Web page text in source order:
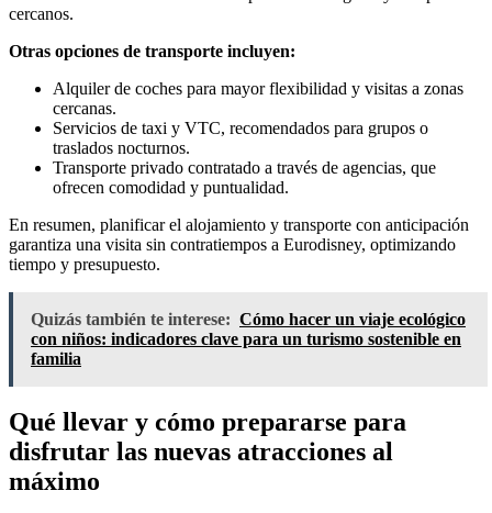
cercanos.
Otras opciones de transporte incluyen:
Alquiler de coches para mayor flexibilidad y visitas a zonas
cercanas.
Servicios de taxi y VTC, recomendados para grupos o
traslados nocturnos.
Transporte privado contratado a través de agencias, que
ofrecen comodidad y puntualidad.
En resumen, planificar el alojamiento y transporte con anticipación
garantiza una visita sin contratiempos a Eurodisney, optimizando
tiempo y presupuesto.
Quizás también te interese: Cómo hacer un viaje ecológico
con niños: indicadores clave para un turismo sostenible en
familia
Qué llevar y cómo prepararse para
disfrutar las nuevas atracciones al
máximo